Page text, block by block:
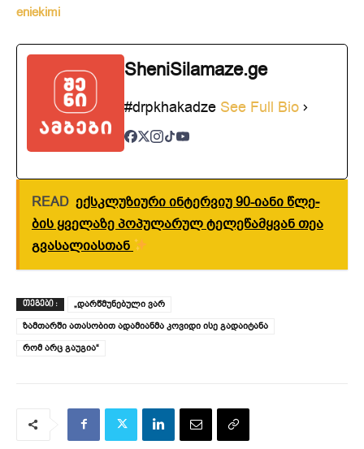
eniekimi
SheniSilamaze.ge
#drpkhakadze See Full Bio
READ ექსკლუზიური ინტერვიუ 90-იანი წლე­
ბის ყვე­ლა­ზე პო­პუ­ლა­რუ­ლ ტე­ლე­წამ­ყვა­ნ თეა
გვა­სა­ლიასთან
ᲗᲔᲒᲔᲑᲘ :
„დარწმუნებული ვარ
ზამთარში ათასობით ადამიანმა კოვიდი ისე გადაიტანა
რომ არც გაუგია“